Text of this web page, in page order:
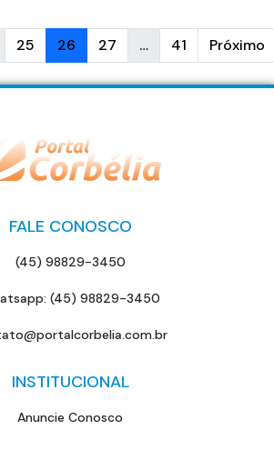
25 26 27 … 41 Próximo
FALE CONOSCO
(45) 98829-3450
(45) 98829-3450
INSTITUCIONAL
Anuncie Conosco